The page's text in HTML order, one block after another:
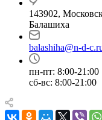
143902,
Балашиха
balashiha@n-d-
пн-пт: 8:00-21:00
сб-вс: 8:00-21:00